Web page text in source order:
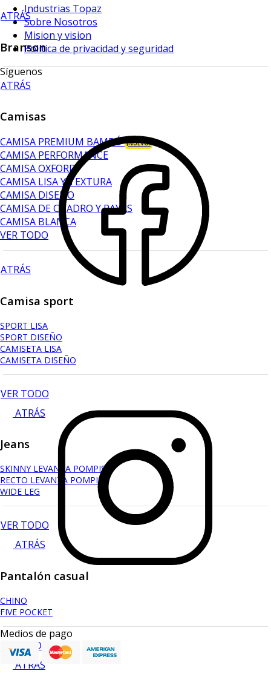
ATRÁS
Branson
ATRÁS
Camisas
CAMISA PREMIUM BAMBÚ ¡NUEVO!
CAMISA PERFORMANCE
CAMISA OXFORD
CAMISA LISA Y TEXTURA
CAMISA DISEÑO
CAMISA DE CUADRO Y RAYAS
CAMISA BLANCA
VER TODO
ATRÁS
Camisa sport
SPORT LISA
SPORT DISEÑO
CAMISETA LISA
CAMISETA DISEÑO
VER TODO
ATRÁS
Jeans
SKINNY LEVANTA POMPIS
RECTO LEVANTA POMPIS
WIDE LEG
VER TODO
ATRÁS
Pantalón casual
CHINO
FIVE POCKET
VER TODO
ATRÁS
Industrias Topaz
Sobre Nosotros
Mision y vision
Política de privacidad y seguridad
Síguenos
Medios de pago